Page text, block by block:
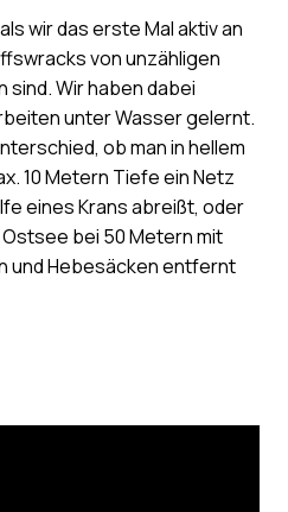
wir das erste Mal aktiv an
von unzähligen
Wir haben dabei
unter Wasser gelernt.
ob man in hellem
10 Metern Tiefe ein Netz
eines Krans abreißt, oder
bei 50 Metern mit
und Hebesäcken entfernt